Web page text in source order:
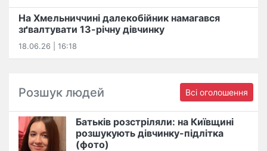
На Хмельниччині далекобійник намагався
зґвалтувати 13-річну дівчинку
18.06.26 | 16:18
Розшук людей Всі оголошення
Батьків розстріляли: на Київщині
розшукують дівчинку-підлітка
(фото)